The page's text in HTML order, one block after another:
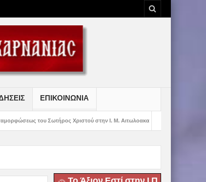
ΕΠΙΚΟΙΝΩΝΙΑ
Χριστού στην Ι. Μ. Αιτωλοακαρνανίας Στ’ Κατασκηνωτική